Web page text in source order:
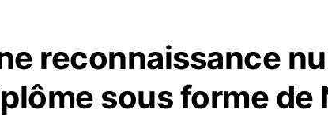
reconnaissance
sous forme de